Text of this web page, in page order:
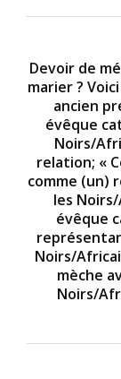
Devoir de
marier ?
ancien
évêque
Noirs/
relation; «
comme (un)
les
évêque
Noirs/
mèche
Noirs/